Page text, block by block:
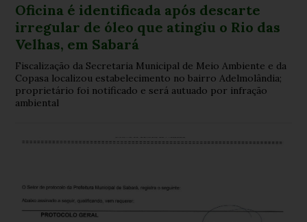
Oficina é identificada após descarte
irregular de óleo que atingiu o Rio das
Velhas, em Sabará
Fiscalização da Secretaria Municipal de Meio Ambiente e da
Copasa localizou estabelecimento no bairro Adelmolândia;
proprietário foi notificado e será autuado por infração
ambiental